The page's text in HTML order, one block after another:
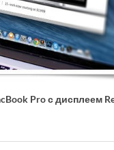
Pro с дисплеем